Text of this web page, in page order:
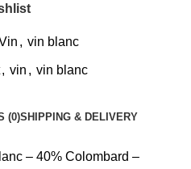
, vin blanc
, vin , vin blanc
(0)SHIPPING & DELIVERY
– 40% Colombard –